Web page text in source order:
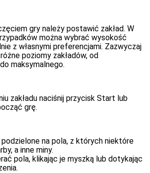
gry należy postawić zakład. W
można wybrać wysokość
z własnymi preferencjami. Zazwyczaj
poziomy zakładów, od
maksymalnego.
zakładu naciśnij przycisk Start lub
grę.
na pola, z których niektóre
a inne miny.
pola, klikając je myszką lub dotykając